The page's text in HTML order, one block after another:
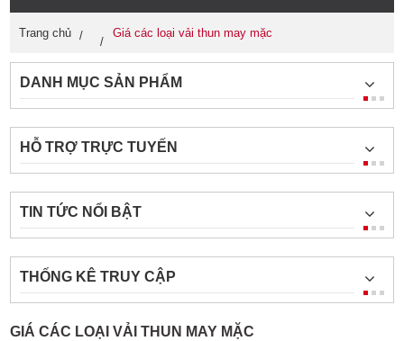
Trang chủ Giá các loại vải thun may mặc
DANH MỤC SẢN PHẨM
HỖ TRỢ TRỰC TUYẾN
TIN TỨC NỔI BẬT
THỐNG KÊ TRUY CẬP
GIÁ CÁC LOẠI VẢI THUN MAY MẶC